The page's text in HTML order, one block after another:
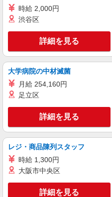
時給 2,000円
渋谷区
詳細を見る
大学病院の中材滅菌
月給 254,160円
足立区
詳細を見る
レジ・商品陳列スタッフ
時給 1,300円
大阪市中央区
詳細を見る